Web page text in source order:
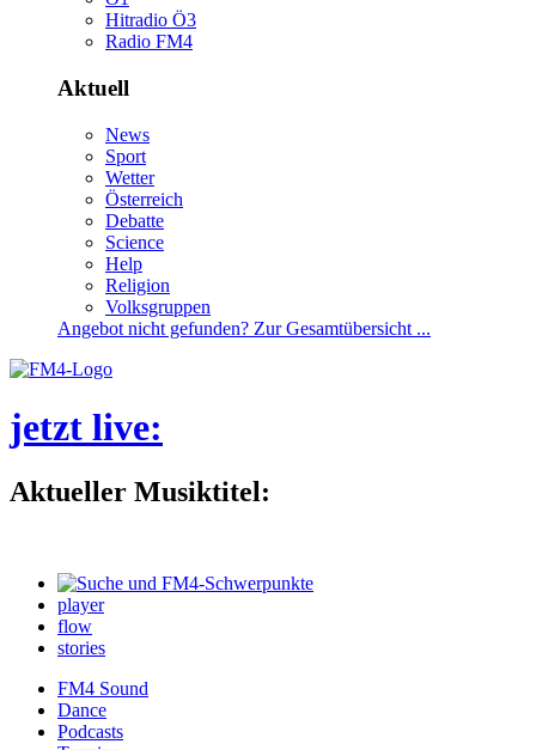
HitradioÖ3
RadioFM4
Aktuell
News
Sport
Wetter
Österreich
Debatte
Science
Help
Religion
Volksgruppen
Angebotnichtgefunden?ZurGesamtübersicht...
jetztlive:
AktuellerMusiktitel:
player
flow
stories
FM4Sound
Dance
Podcasts